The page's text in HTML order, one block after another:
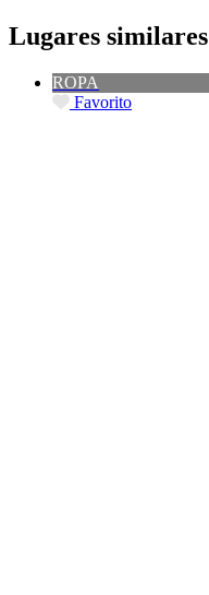
Lugares similares
ROPA
Favorito